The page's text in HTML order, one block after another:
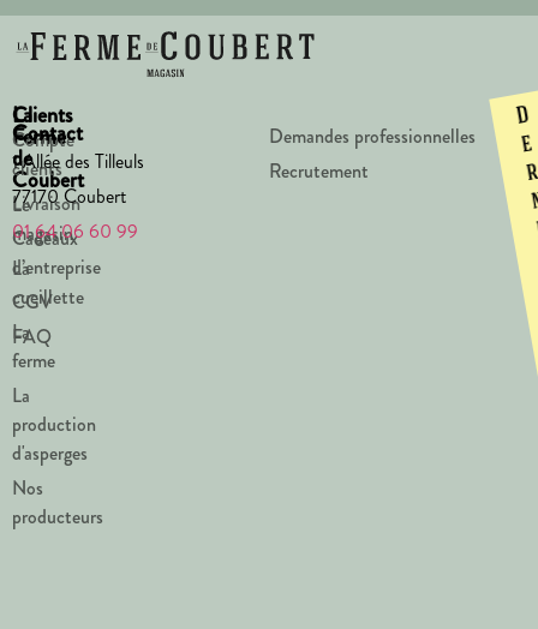
La
Ferme
de
Coubert
Le
magasin
La
cueillette
La
ferme
La
production
d'asperges
Nos
producteurs
Clients
Compte
clients
Livraison
Cadeaux
d’entreprise
CGV
FAQ
Contact
1 Allée des Tilleuls
77170 Coubert
01 64 06 60 99
Demandes professionnelles
Recrutement
D
e